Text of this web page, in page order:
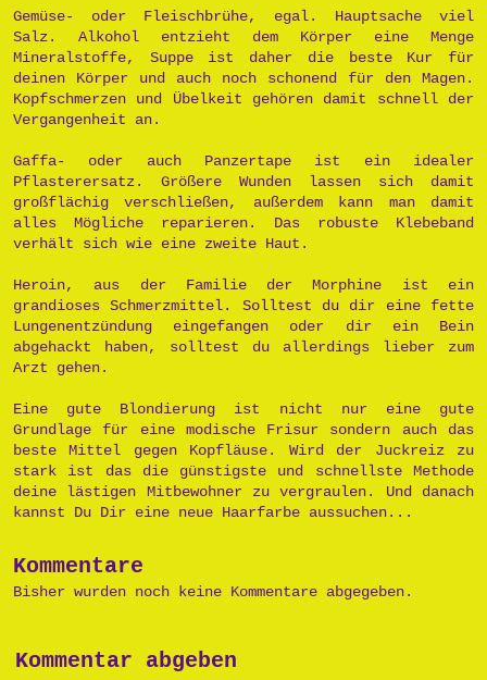
Gemüse- oder Fleischbrühe, egal. Hauptsache viel
Salz. Alkohol entzieht dem Körper eine Menge
Mineralstoffe, Suppe ist daher die beste Kur für
deinen Körper und auch noch schonend für den Magen.
Kopfschmerzen und Übelkeit gehören damit schnell der
Vergangenheit an.
Gaffa- oder auch Panzertape ist ein idealer
Pflasterersatz. Größere Wunden lassen sich damit
großflächig verschließen, außerdem kann man damit
alles Mögliche reparieren. Das robuste Klebeband
verhält sich wie eine zweite Haut.
Heroin, aus der Familie der Morphine ist ein
grandioses Schmerzmittel. Solltest du dir eine fette
Lungenentzündung eingefangen oder dir ein Bein
abgehackt haben, solltest du allerdings lieber zum
Arzt gehen.
Eine gute Blondierung ist nicht nur eine gute
Grundlage für eine modische Frisur sondern auch das
beste Mittel gegen Kopfläuse. Wird der Juckreiz zu
stark ist das die günstigste und schnellste Methode
deine lästigen Mitbewohner zu vergraulen. Und danach
kannst Du Dir eine neue Haarfarbe aussuchen...
Kommentare
Bisher wurden noch keine Kommentare abgegeben.
Kommentar abgeben